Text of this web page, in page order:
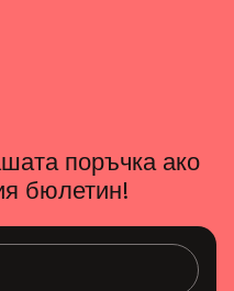
поръчка ако
бюлетин!